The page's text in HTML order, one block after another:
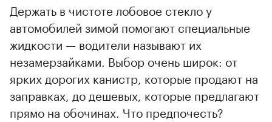
Держать в чистоте лобовое стекло у
автомобилей зимой помогают специальные
жидкости — водители называют их
незамерзайками. Выбор очень широк: от
ярких дорогих канистр, которые продают на
заправках, до дешевых, которые предлагают
прямо на обочинах. Что предпочесть?